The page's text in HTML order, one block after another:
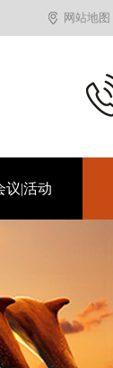
网站地图
议|活动